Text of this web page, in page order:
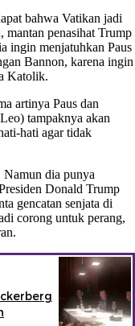
bahwa Vatikan jadi
penasihat Trump
ingin menjatuhkan Paus
Bannon, karena ingin
Katolik.
artinya Paus dan
tampaknya akan
hati agar tidak
Namun dia punya
Donald Trump
gencatan senjata di
corong untuk perang,